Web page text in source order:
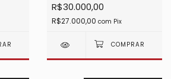
R$30.000,00
R$27.000,00 com Pix